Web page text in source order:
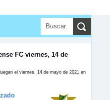
FC viernes, 14 de
el viernes, 14 de mayo de 2021 en